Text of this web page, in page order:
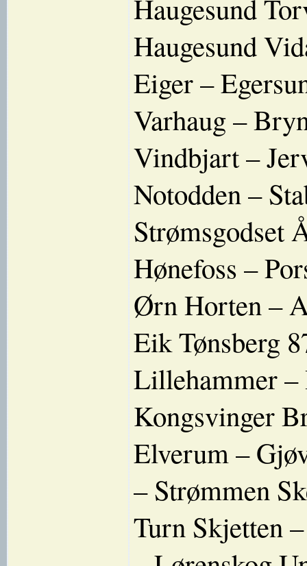
Haugesund
Haugesund
Eiger –
Varhaug –
Vindbjart –
Notodden –
Strømsgodset
Hønefoss –
Ørn Horten –
Eik Tønsberg
Lillehammer –
Kongsvinger
Elverum –
– Strømmen
Turn Skjetten